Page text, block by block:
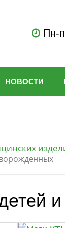
Пн-
НОВОСТИ